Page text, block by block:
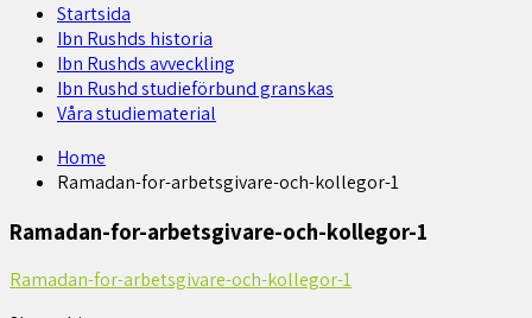
Startsida
Ibn Rushds historia
Ibn Rushds avveckling
Ibn Rushd studieförbund granskas​
Våra studiematerial
Home
Ramadan-for-arbetsgivare-och-kollegor-1
Ramadan-for-arbetsgivare-och-kollegor-1
Ramadan-for-arbetsgivare-och-kollegor-1